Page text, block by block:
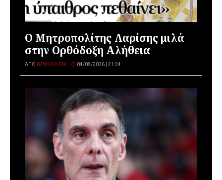
Ο Μητροπολίτης Λαρίσης μιλά
στην Ορθόδοξη Αλήθεια
ΑΠΌ NEWSROOM 04/08/2026 | 21:34